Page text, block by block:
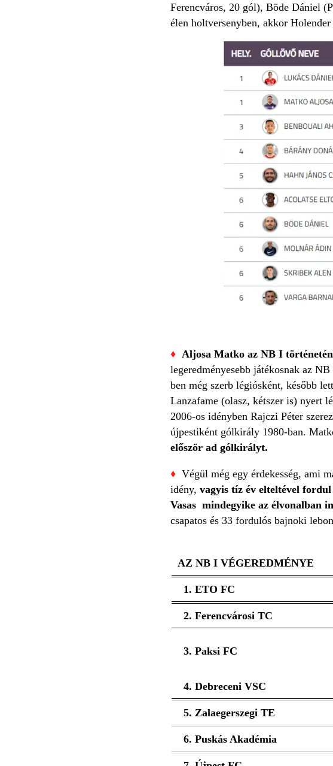
Ferencváros, 20 gól), Böde Dániel
élen holtversenyben, akkor
♦ Aljosa Matko az NB I
legeredményesebb játékosnak az
ben még szerb légiósként, később
Lanzafame (olasz, kétszer is) nyert
2006-os idényben Rajczi Péter
újpestiként gólkirály 1980-ban.
először ad gólkirályt.
♦ Végül még egy érdekesség, ami
idény, vagyis tíz év elteltével
Vasas mindegyike az élvonalban
csapatos és 33 fordulós bajnoki
AZ NB I VÉGEREDMÉNYE
1. ETO FC
2. Ferencvárosi TC
3. Paksi FC
4. Debreceni VSC
5. Zalaegerszegi TE
6. Puskás Akadémia